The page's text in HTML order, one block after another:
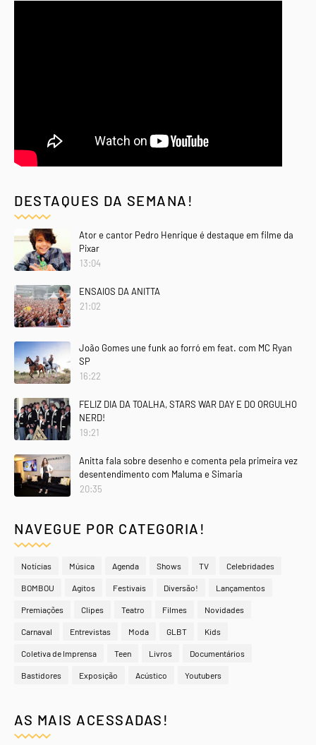
DESTAQUES DA SEMANA!
Ator e cantor Pedro Henrique é destaque em filme da
Pixar
13:04
ENSAIOS DA ANITTA
21:02
João Gomes une funk ao forró em feat. com MC Ryan
SP
16:22
FELIZ DIA DA TOALHA, STARS WAR DAY E DO ORGULHO
NERD!
19:21
Anitta fala sobre desenho e comenta pela primeira vez
desentendimento com Maluma e Simaria
20:35
NAVEGUE POR CATEGORIA!
Notícias Música Agenda Shows TV Celebridades
BOMBOU Agitos Festivais Diversão! Lançamentos
Premiações Clipes Teatro Filmes Novidades
Carnaval Entrevistas Moda GLBT Kids
Coletiva de Imprensa Teen Livros Documentários
Bastidores Exposição Acústico Youtubers
AS MAIS ACESSADAS!